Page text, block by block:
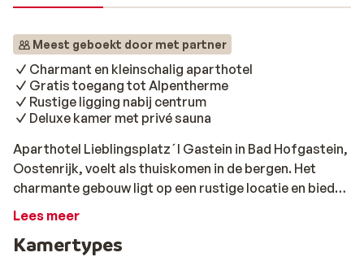
Meest geboekt door met partner
Charmant en kleinschalig aparthotel
Gratis toegang tot Alpentherme
Rustige ligging nabij centrum
Deluxe kamer met privé sauna
Aparthotel Lieblingsplatz´l Gastein in Bad Hofgastein,
Oostenrijk, voelt als thuiskomen in de bergen. Het
charmante gebouw ligt op een rustige locatie en biedt
een sfeervol verblijf met een warm welkom. De skilift
na een wandeling van ongeveer 20 minuten. De stijl van
Lees meer
Kamertypes